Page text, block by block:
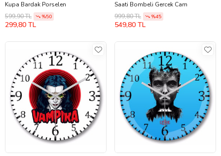
Kupa Bardak Porselen
599,90 TL
%50
299,80 TL
Saati Bombeli Gercek Cam
999,80 TL
%45
549,80 TL